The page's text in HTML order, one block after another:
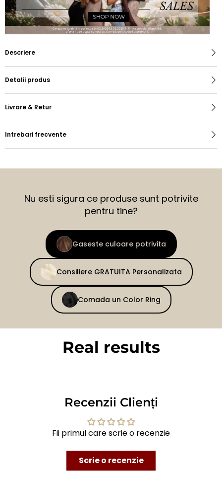
Descriere
Detalii produs
Livrare & Retur
Intrebari frecvente
Nu esti sigura ce produse sunt potrivite
pentru tine?
Gaseste culoare potrivita
Consiliere GRATUITA Personalizata
Comada un Color Ring
Real results
Recenzii Clienți
Fii primul care scrie o recenzie
Scrie o recenzie